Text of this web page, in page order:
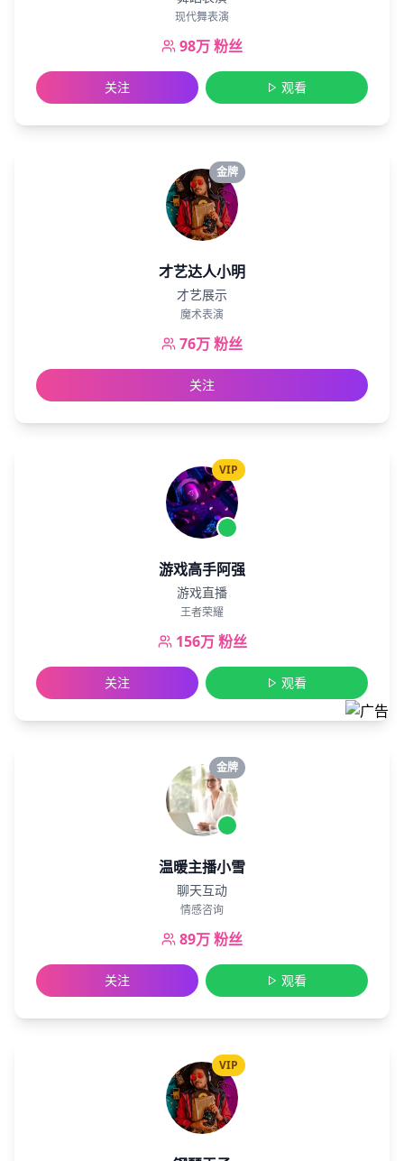
现代舞表演
98万粉丝
关注 观看
金牌
才艺达人小明
才艺展示
魔术表演
76万粉丝
关注
VIP
游戏高手阿强
游戏直播
王者荣耀
156万粉丝
关注 观看
金牌
温暖主播小雪
聊天互动
情感咨询
89万粉丝
关注 观看
VIP